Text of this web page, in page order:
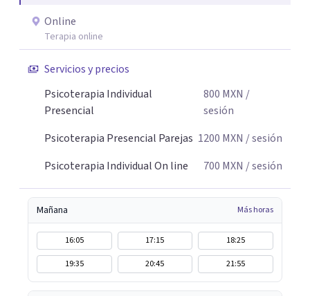
Online
Terapia online
Servicios y precios
Psicoterapia Individual
Presencial
800 MXN /
sesión
Psicoterapia Presencial Parejas 1200 MXN / sesión
Psicoterapia Individual On line
700 MXN / sesión
Mañana Más horas
16:05 17:15
18:25
19:35
20:45 21:55